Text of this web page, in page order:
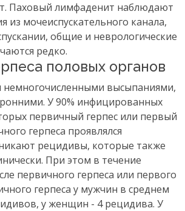
Паховый лимфаденит наблюдают
из мочеиспускательного канала,
общие и неврологические
редко.
половых органов
немногочисленными высыпаниями,
У 90% инфицированных
первичный герпес или первый
герпеса проявлялся
рецидивы, которые также
При этом в течение
первичного герпеса или первого
герпеса у мужчин в среднем
у женщин - 4 рецидива. У